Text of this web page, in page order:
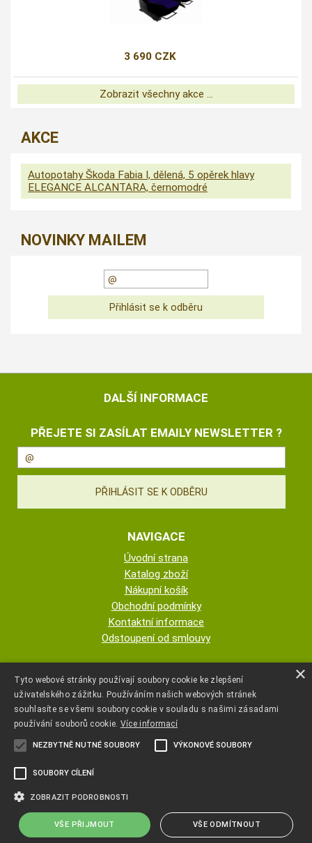
3 690 CZK
Zobrazit všechny akce ...
AKCE
Autopotahy Škoda Fabia I, dělená, 5 opěrek hlavy
ELEGANCE ALCANTARA, černomodré
NOVINKY MAILEM
DALŠÍ INFORMACE
PŘEJETE SI ZASÍLAT EMAILY NEWSLETTER ?
NAVIGACE
Úvodní strana
Katalog zboží
Nákupní košík
Obchodní podmínky
Kontaktní informace
Odstoupení od smlouvy
AUTOPOTAHY NOVOTNÝ - KRISTA
NOVOTNÁ
+420 777 107 600
Copyright ©www.autopotahyjano.cz ,provozováno na systému
×
Tyto webové stránky používají soubory cookie ke zlepšení
uživatelského zážitku. Používáním našich webových stránek
souhlasíte se všemi soubory cookie v souladu s našimi zásadami
používání souborů cookie. Více informací
NEZBYTNĚ NUTNÉ SOUBORY VÝKONOVÉ SOUBORY
SOUBORY CÍLENÍ
ZOBRAZIT PODROBNOSTI
VŠE PŘIJMOUT VŠE ODMÍTNOUT